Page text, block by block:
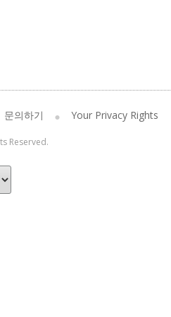
문의하기 Your Privacy Rights
Reserved.